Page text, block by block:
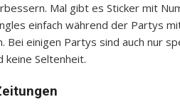
Mal gibt es Sticker mit
einfach während der Partys
Bei einigen Partys sind auch nur
keine Seltenheit.